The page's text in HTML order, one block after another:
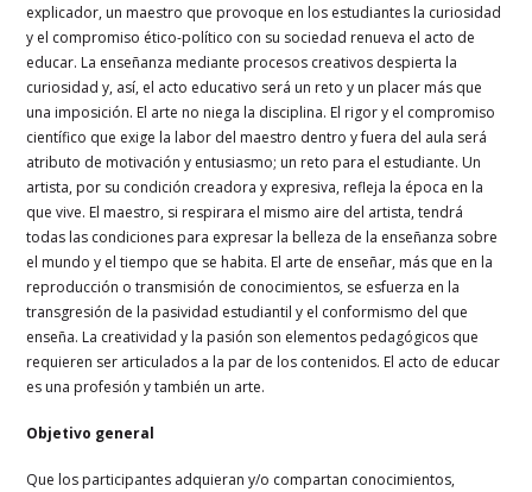
explicador, un maestro que provoque en los estudiantes la curiosidad
y el compromiso ético-político con su sociedad renueva el acto de
educar. La enseñanza mediante procesos creativos despierta la
curiosidad y, así, el acto educativo será un reto y un placer más que
una imposición. El arte no niega la disciplina. El rigor y el compromiso
científico que exige la labor del maestro dentro y fuera del aula será
atributo de motivación y entusiasmo; un reto para el estudiante. Un
artista, por su condición creadora y expresiva, refleja la época en la
que vive. El maestro, si respirara el mismo aire del artista, tendrá
todas las condiciones para expresar la belleza de la enseñanza sobre
el mundo y el tiempo que se habita. El arte de enseñar, más que en la
reproducción o transmisión de conocimientos, se esfuerza en la
transgresión de la pasividad estudiantil y el conformismo del que
enseña. La creatividad y la pasión son elementos pedagógicos que
requieren ser articulados a la par de los contenidos. El acto de educar
es una profesión y también un arte.
Objetivo general
Que los participantes adquieran y/o compartan conocimientos,